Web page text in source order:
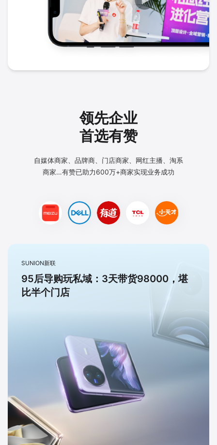
领先企业
首选有赞
自媒体商家、品牌商、门店商家、网红主播、淘系
商家…有赞已助力600万+商家实现业务成功
SUNION新联
95后导购玩私域：3天带货98000，堪
比半个门店